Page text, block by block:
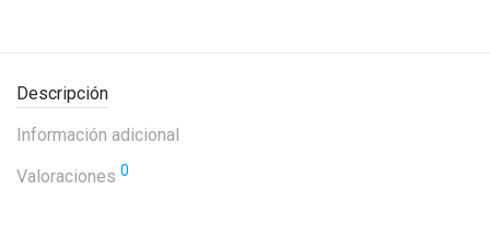
Descripción
Información adicional
Valoraciones 0